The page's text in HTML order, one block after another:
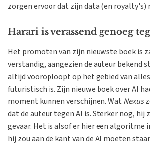
zorgen ervoor dat zijn data (en
Harari is verassend genoeg
Het promoten van zijn nieuwste boek is
verstandig, aangezien de auteur bekend
altijd vooroploopt op het gebied van
futuristisch is. Zijn nieuwe boek over AI
moment kunnen verschijnen. Wat Nexus
dat de auteur tegen AI is. Sterker nog, hij
gevaar. Het is alsof er hier een algoritme
hij zou aan de kant van de AI moeten